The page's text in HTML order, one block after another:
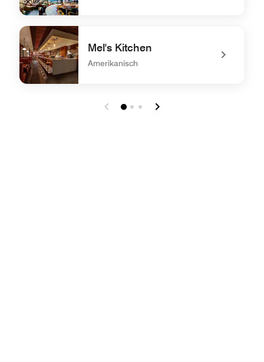
undefined The View Lounge
Mel's Kitchen
Amerikanisch